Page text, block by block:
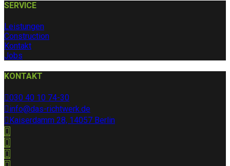
SERVICE
Leistungen
Construction
Kontakt
Jobs
KONTAKT
030 40 10 74-30
info@das-richtwerk.de
Kaiserdamm 28, 14057 Berlin